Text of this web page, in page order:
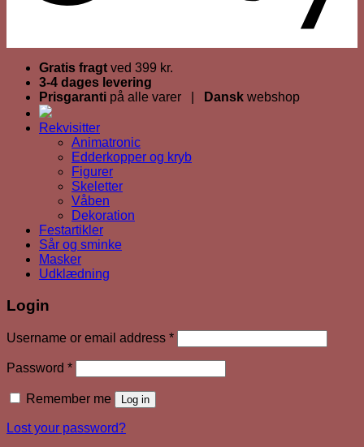
Gratis fragt ved 399 kr.
3-4 dages levering
Prisgaranti på alle varer | Dansk webshop
Rekvisitter
Animatronic
Edderkopper og kryb
Figurer
Skeletter
Våben
Dekoration
Festartikler
Sår og sminke
Masker
Udklædning
Login
Username or email address *Required
Password *Required
Remember me Log in
Lost your password?